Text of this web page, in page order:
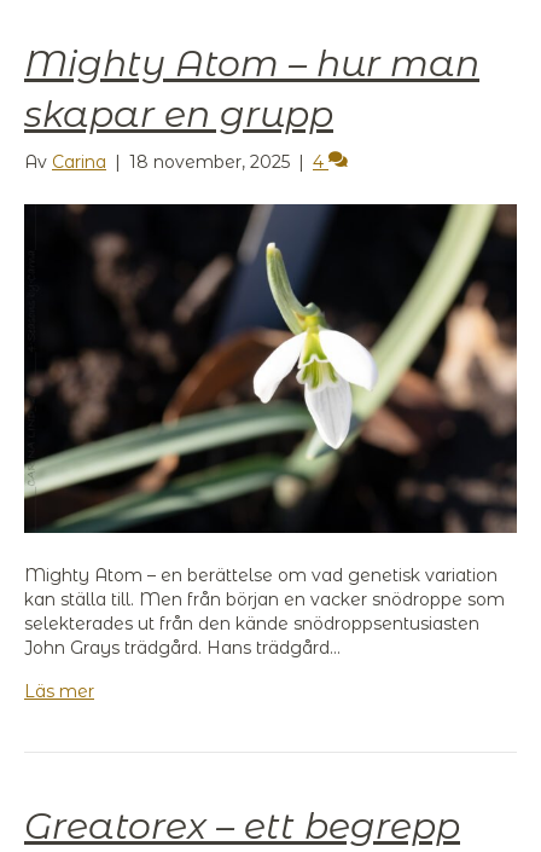
Mighty Atom – hur man
skapar en grupp
Av Carina | 18 november, 2025 | 4
Mighty Atom – en berättelse om vad genetisk variation
kan ställa till. Men från början en vacker snödroppe som
selekterades ut från den kände snödroppsentusiasten
John Grays trädgård. Hans trädgård…
Läs mer
Greatorex – ett begrepp